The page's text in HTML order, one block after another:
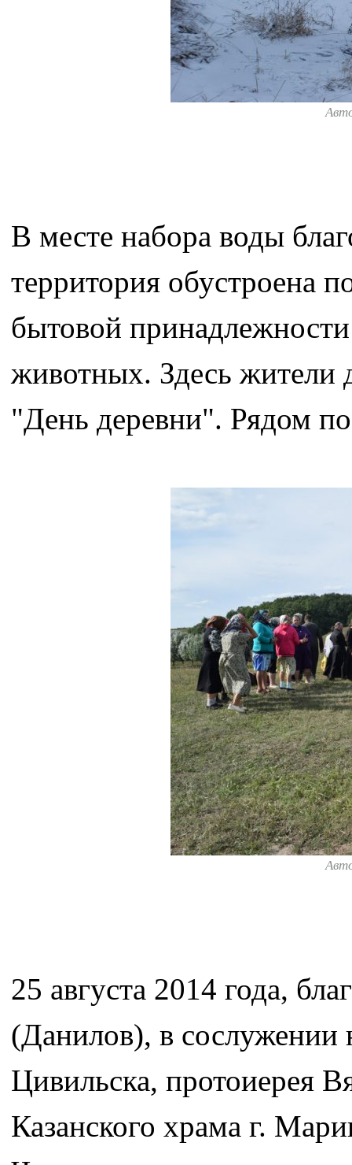
В месте набора воды
территория обустроена
бытовой
животных. Здесь жители
"День деревни". Рядом
25 августа 2014 года,
(Данилов), в сослужении
Цивильска, протоиерея
Казанского храма г.